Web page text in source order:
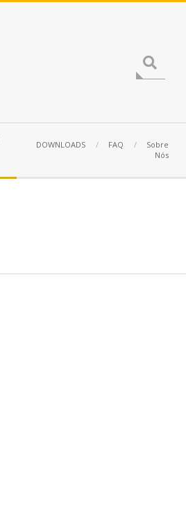
DOWNLOADS FAQ
Sobre
Nós